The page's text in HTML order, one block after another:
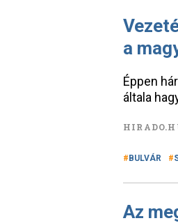
a
Éppen
általa
BULVÁR
Az